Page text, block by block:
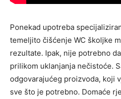
Ponekad upotreba
temeljito čišćenje WC školjke
rezultate. Ipak, nije potrebno
prilikom uklanjanja nečistoće.
odgovarajućeg proizvoda, koji
sve što je potrebno. Domaće